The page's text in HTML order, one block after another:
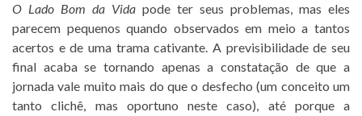
O Lado Bom da Vida pode ter seus problemas, mas eles
parecem pequenos quando observados em meio a tantos
acertos e de uma trama cativante. A previsibilidade de seu
final acaba se tornando apenas a constatação de que a
jornada vale muito mais do que o desfecho (um conceito um
tanto clichê, mas oportuno neste caso), até porque a